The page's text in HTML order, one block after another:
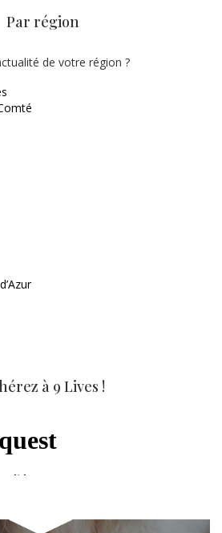
Par région
de votre région ?
à 9 Lives !